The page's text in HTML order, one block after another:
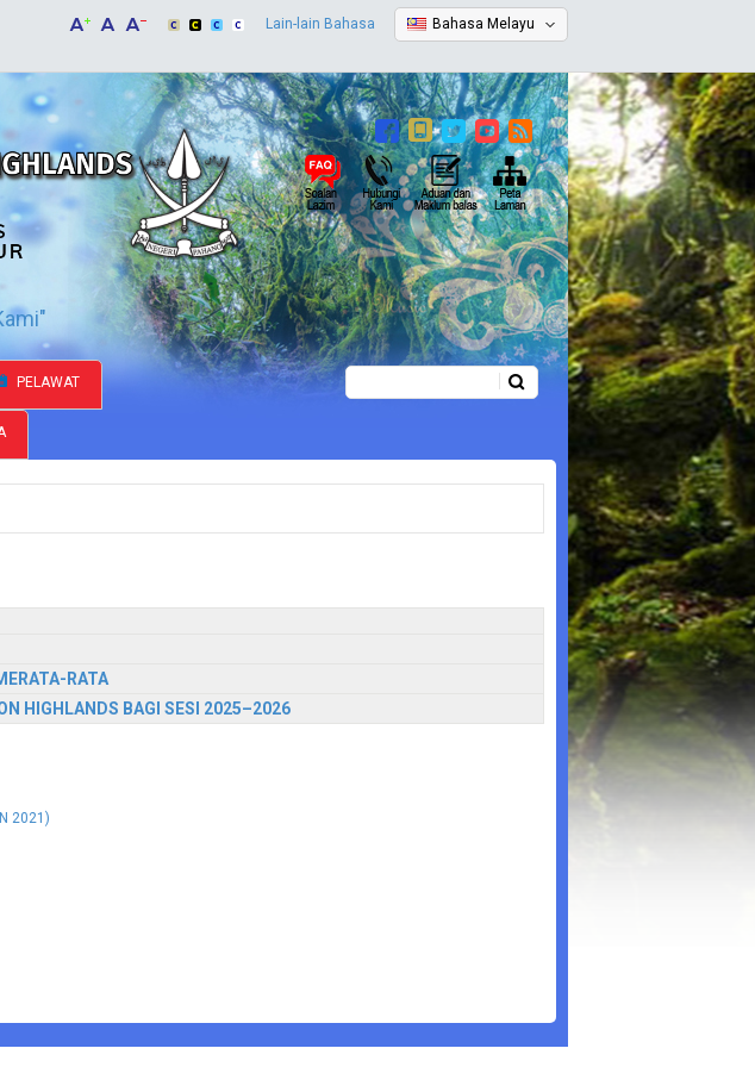
Bahasa Melayu
Lain-lain Bahasa
PELAWAT
Borang carian
RATA
HIGHLANDS BAGI SESI 2025–2026
2021)